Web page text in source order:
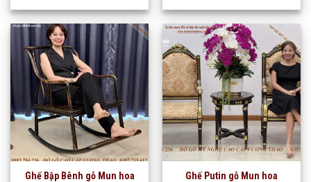
Ghế Bập Bênh gỗ Mun hoa Ghế Putin gỗ Mun hoa